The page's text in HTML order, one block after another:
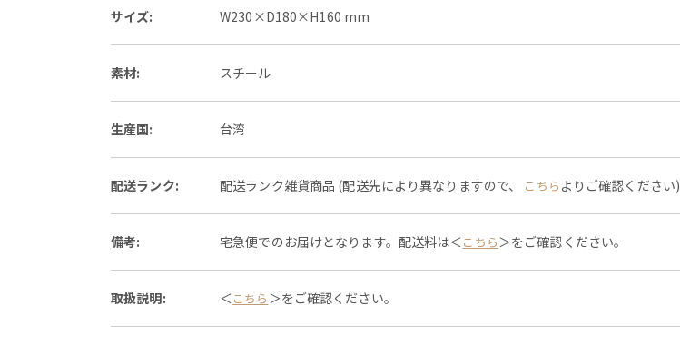
サイズ: W230×D180×H160 mm
素材: スチール
生産国: 台湾
配送ランク: 配送ランク雑貨商品 (配送先により異なりますので、 こちら よりご確認ください)
備考: 宅急便でのお届けとなります。配送料は＜こちら＞をご確認ください。
取扱説明: ＜こちら ＞をご確認ください。